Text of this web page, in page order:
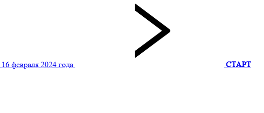
16 февраля 2024 года СТАРТ